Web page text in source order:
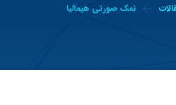
نمک صورتی هیمالیا